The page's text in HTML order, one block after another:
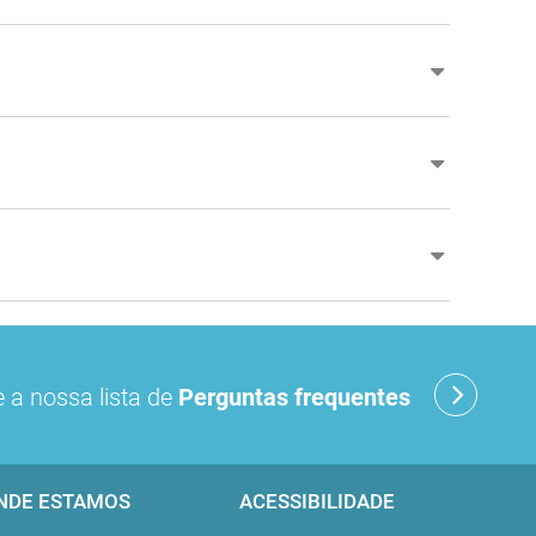
a nossa lista de Perguntas frequentes
ESTAMOS ACESSIBILIDADE